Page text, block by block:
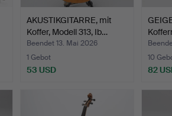
AKUSTIKGITARRE, mit
Koffer, Modell 313, Ib…
Beendet 13. Mai 2026
1 Gebot
53 USD
10
82